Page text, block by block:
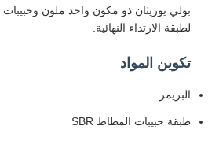
بولي يوريثان ذو مكون واحد ملون
لطبقة الارتداء النهائية.
تكوين المواد
البريمر
طبقة حبيبات المطاط SBR